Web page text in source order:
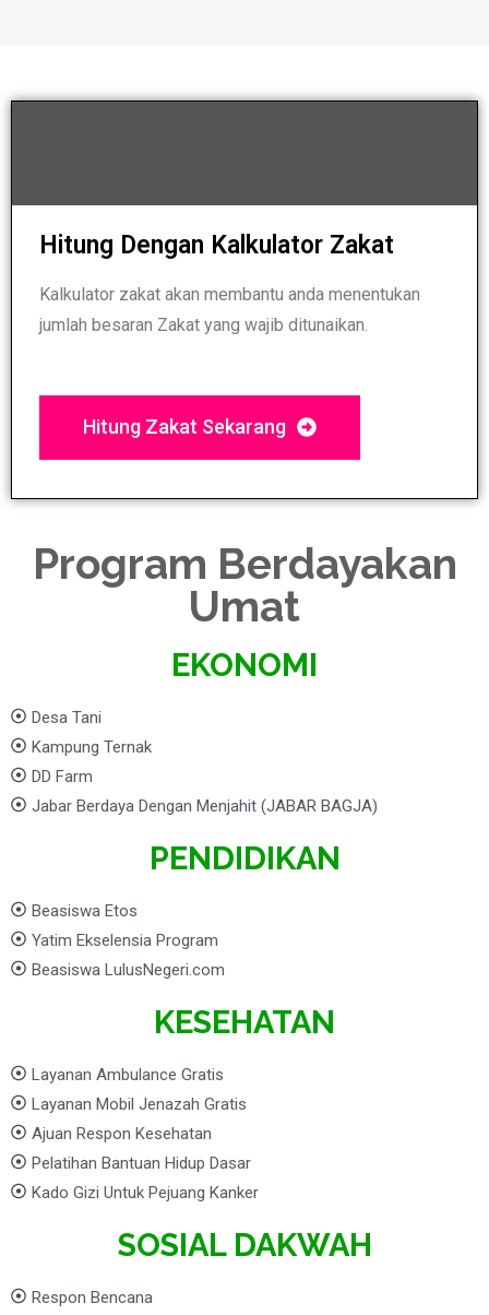
Hitung Dengan Kalkulator Zakat
Kalkulator zakat akan membantu anda menentukan
jumlah besaran Zakat yang wajib ditunaikan.
Hitung Zakat Sekarang
Program Berdayakan
Umat
EKONOMI
Desa Tani
Kampung Ternak
DD Farm
Jabar Berdaya Dengan Menjahit (JABAR BAGJA)
PENDIDIKAN
Beasiswa Etos
Yatim Ekselensia Program
Beasiswa LulusNegeri.com
KESEHATAN
Layanan Ambulance Gratis
Layanan Mobil Jenazah Gratis
Ajuan Respon Kesehatan
Pelatihan Bantuan Hidup Dasar
Kado Gizi Untuk Pejuang Kanker
SOSIAL DAKWAH
Respon Bencana